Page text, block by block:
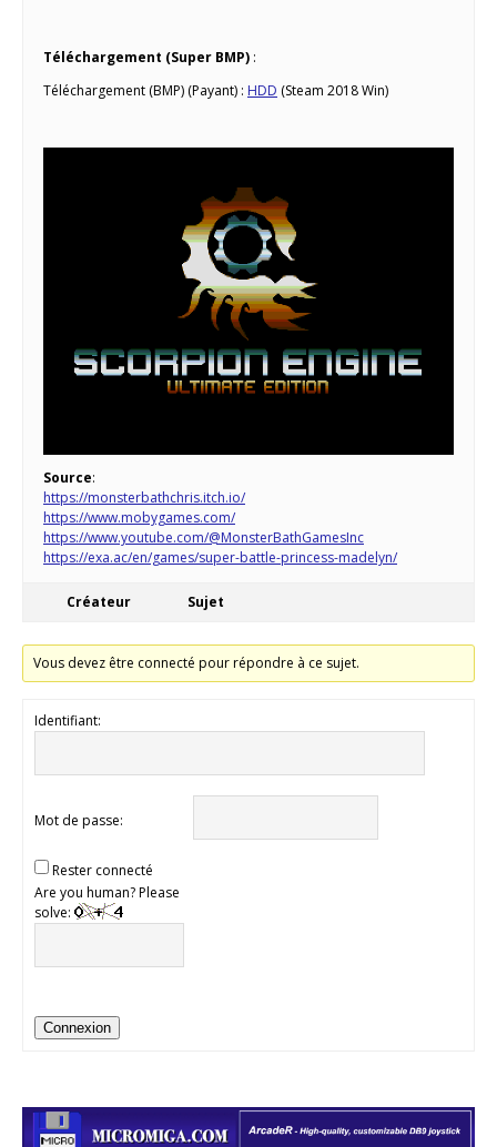
Téléchargement (Super BMP) :
Téléchargement (BMP) (Payant) : HDD (Steam 2018 Win)
Source:
https://monsterbathchris.itch.io/
https://www.mobygames.com/
https://www.youtube.com/@MonsterBathGamesInc
https://exa.ac/en/games/super-battle-princess-madelyn/
Créateur Sujet
Vous devez être connecté pour répondre à ce sujet.
Identifiant:
Mot de passe:
Rester connecté
Are you human? Please
solve:
Connexion